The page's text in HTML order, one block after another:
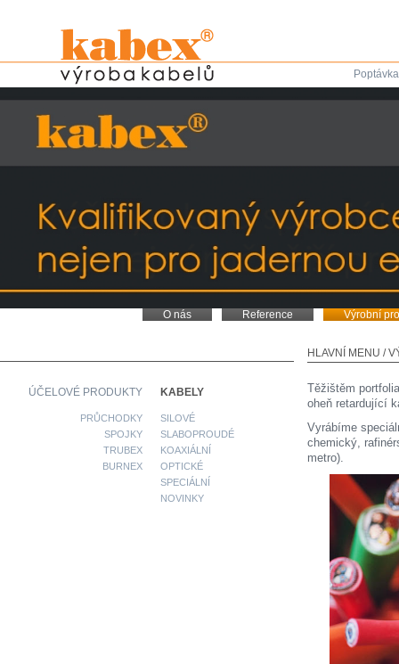
Poptávka
O nás Reference Výrobní
ÚČELOVÉ PRODUKTY
PRŮCHODKY
SPOJKY
TRUBEX
BURNEX
KABELY
SILOVÉ
SLABOPROUDÉ
KOAXIÁLNÍ
OPTICKÉ
SPECIÁLNÍ
NOVINKY
HLAVNÍ MENU /
Těžištěm
oheň retardující
Vyrábíme
chemický,
metro).